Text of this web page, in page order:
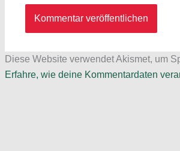
Diese Website verwendet Akismet, um
Erfahre, wie deine Kommentardaten